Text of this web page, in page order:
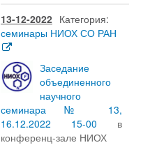
13-12-2022 Категория:
семинары НИОХ СО РАН
Заседание
объединенного
научного
семинара № 13,
16.12.2022 15-00 в
конференц-зале НИОХ